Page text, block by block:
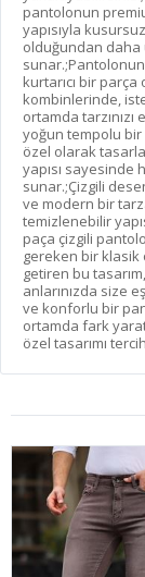
pantolonun
yapısıyla
olduğundan
kurtarıcı bir
kombinlerinde,
ortamda tarzınızı
yoğun tempolu
özel olarak
yapısı sayesinde
sunar.;Çizgili
ve modern bir
temizlenebilir
paça çizgili
gereken bir klasik
getiren bu
anlarınızda size
ve konforlu bir
ortamda fark
özel tasarımı